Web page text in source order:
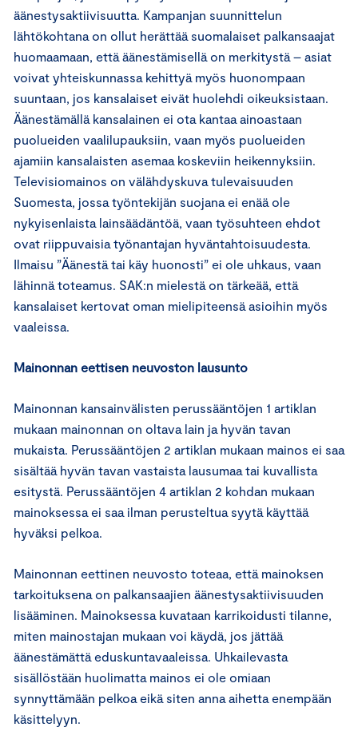
äänestysaktiivisuutta. Kampanjan suunnittelun
lähtökohtana on ollut herättää suomalaiset palkansaajat
huomaamaan, että äänestämisellä on merkitystä – asiat
voivat yhteiskunnassa kehittyä myös huonompaan
suuntaan, jos kansalaiset eivät huolehdi oikeuksistaan.
Äänestämällä kansalainen ei ota kantaa ainoastaan
puolueiden vaalilupauksiin, vaan myös puolueiden
ajamiin kansalaisten asemaa koskeviin heikennyksiin.
Televisiomainos on välähdyskuva tulevaisuuden
Suomesta, jossa työntekijän suojana ei enää ole
nykyisenlaista lainsäädäntöä, vaan työsuhteen ehdot
ovat riippuvaisia työnantajan hyväntahtoisuudesta.
Ilmaisu ”Äänestä tai käy huonosti” ei ole uhkaus, vaan
lähinnä toteamus. SAK:n mielestä on tärkeää, että
kansalaiset kertovat oman mielipiteensä asioihin myös
vaaleissa.
Mainonnan eettisen neuvoston lausunto
Mainonnan kansainvälisten perussääntöjen 1 artiklan
mukaan mainonnan on oltava lain ja hyvän tavan
mukaista. Perussääntöjen 2 artiklan mukaan mainos ei saa
sisältää hyvän tavan vastaista lausumaa tai kuvallista
esitystä. Perussääntöjen 4 artiklan 2 kohdan mukaan
mainoksessa ei saa ilman perusteltua syytä käyttää
hyväksi pelkoa.
Mainonnan eettinen neuvosto toteaa, että mainoksen
tarkoituksena on palkansaajien äänestysaktiivisuuden
lisääminen. Mainoksessa kuvataan karrikoidusti tilanne,
miten mainostajan mukaan voi käydä, jos jättää
äänestämättä eduskuntavaaleissa. Uhkailevasta
sisällöstään huolimatta mainos ei ole omiaan
synnyttämään pelkoa eikä siten anna aihetta enempään
käsittelyyn.